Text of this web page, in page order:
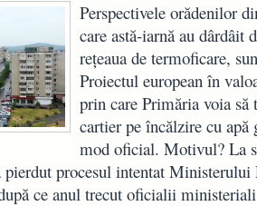
Perspectivele orădenilor
care astă-iarnă au dârdâit
reţeaua de termoficare,
Proiectul european în
prin care Primăria voia să
cartier pe încălzire cu apă
mod oficial. Motivul? La
procesul intentat
ce anul trecut oficialii